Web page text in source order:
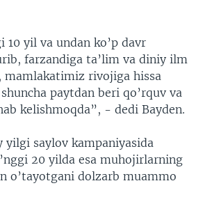
10 yil va undan ko’p davr
farzandiga ta’lim va diniy ilm
mamlakatimiz rivojiga hissa
paytdan beri qo’rquv va
kelishmoqda”, - dedi Bayden.
saylov kampaniyasida
20 yilda esa muhojirlarning
o’tayotgani dolzarb muammo